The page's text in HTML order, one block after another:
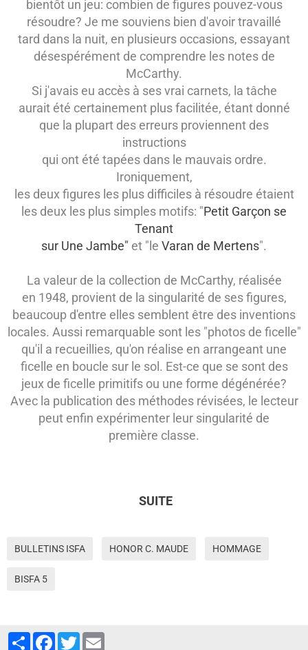
bientôt un jeu: combien de figures pouvez-vous
résoudre? Je me souviens bien d'avoir travaillé
tard dans la nuit, en plusieurs occasions, essayant
désespérément de comprendre les notes de
McCarthy.
Si j'avais eu accès à ses vrai carnets, la tâche
aurait été certainement plus facilitée, étant donné
que la plupart des erreurs proviennent des
instructions
qui ont été tapées dans le mauvais ordre.
Ironiquement,
les deux figures les plus difficiles à résoudre étaient
les deux les plus simples motifs: "Petit Garçon se
Tenant
sur Une Jambe" et "le Varan de Mertens".
La valeur de la collection de McCarthy, réalisée
en 1948, provient de la singularité de ses figures,
beaucoup d'entre elles semblent être des inventions
locales. Aussi remarquable sont les "photos de ficelle"
qu'il a recueillies, qu'on réalise en arrangeant une
ficelle en boucle sur le sol. Est-ce que se sont des
jeux de ficelle primitifs ou une forme dégénérée?
Avec la publication des méthodes révisées, le lecteur
peut enfin expérimenter leur singularité de
première classe.
SUITE
BULLETINS ISFA HONOR C. MAUDE HOMMAGE
BISFA 5
PartagerFacebook
Twitter